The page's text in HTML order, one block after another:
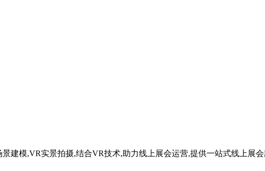
建模,VR实景拍摄,结合VR技术,助力线上展会运营,提供一站式线上展会